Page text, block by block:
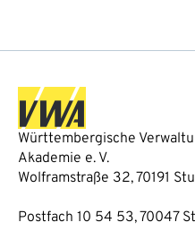
Württembergische
Akademie e. V.
Wolframstraße 32, 70191
Postfach 10 54 53, 70047